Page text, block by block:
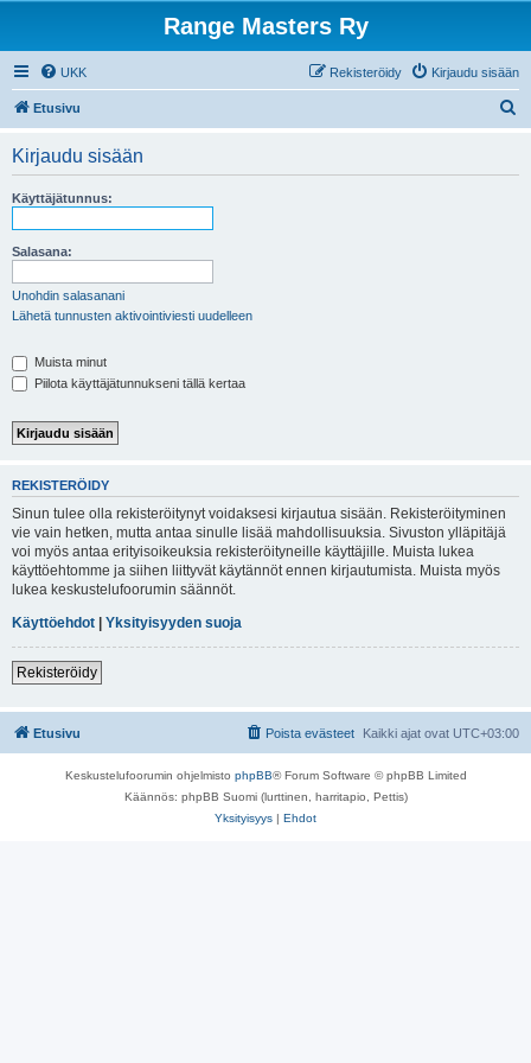
Range Masters Ry
UKK Kirjaudu sisään
Rekisteröidy
Etusivu
Kirjaudu sisään
Käyttäjätunnus:
Salasana:
Unohdin salasanani
Lähetä tunnusten aktivointiviesti uudelleen
Muista minut
Piilota käyttäjätunnukseni tällä kertaa
REKISTERÖIDY
Sinun tulee olla rekisteröitynyt voidaksesi kirjautua sisään. Rekisteröityminen
vie vain hetken, mutta antaa sinulle lisää mahdollisuuksia. Sivuston ylläpitäjä
voi myös antaa erityisoikeuksia rekisteröityneille käyttäjille. Muista lukea
käyttöehtomme ja siihen liittyvät käytännöt ennen kirjautumista. Muista myös
lukea keskustelufoorumin säännöt.
Käyttöehdot | Yksityisyyden suoja
Rekisteröidy
Etusivu Kaikki ajat ovat UTC+03:00
Poista evästeet
Keskustelufoorumin ohjelmisto phpBB® Forum Software © phpBB Limited
Käännös: phpBB Suomi (lurttinen, harritapio, Pettis)
Yksityisyys | Ehdot